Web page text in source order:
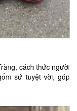
cách thức người
sứ tuyệt vời, góp